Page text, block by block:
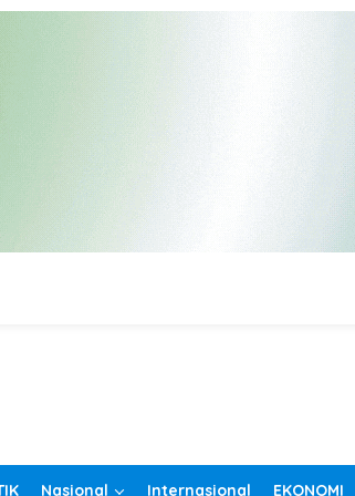
Nasional Internasional EKONOMI